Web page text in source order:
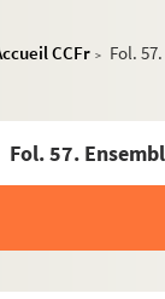
CCFr > Fol.
Fol. 57.